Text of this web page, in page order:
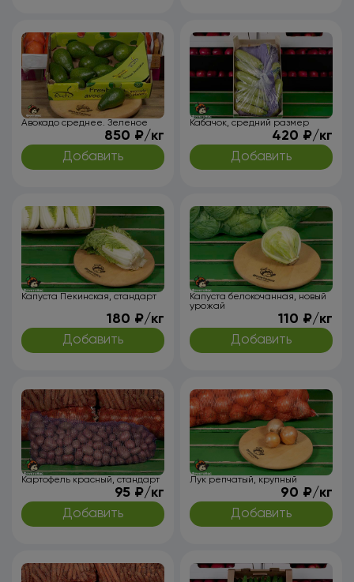
Авокадо среднее. Зеленое
850 ₽/кг
Добавить
Кабачок, средний размер
420 ₽/кг
Добавить
Капуста Пекинская, стандарт
180 ₽/кг
Добавить
Капуста белокочанная, новый
урожай
110 ₽/кг
Добавить
Картофель красный, стандарт
95 ₽/кг
Добавить
Лук репчатый, крупный
90 ₽/кг
Добавить